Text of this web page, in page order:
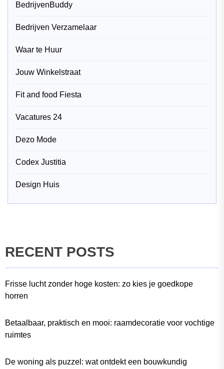
BedrijvenBuddy
Bedrijven Verzamelaar
Waar te Huur
Jouw Winkelstraat
Fit and food Fiesta
Vacatures 24
Dezo Mode
Codex Justitia
Design Huis
RECENT POSTS
Frisse lucht zonder hoge kosten: zo kies je goedkope
horren
Betaalbaar, praktisch en mooi: raamdecoratie voor vochtige
ruimtes
De woning als puzzel: wat ontdekt een bouwkundig